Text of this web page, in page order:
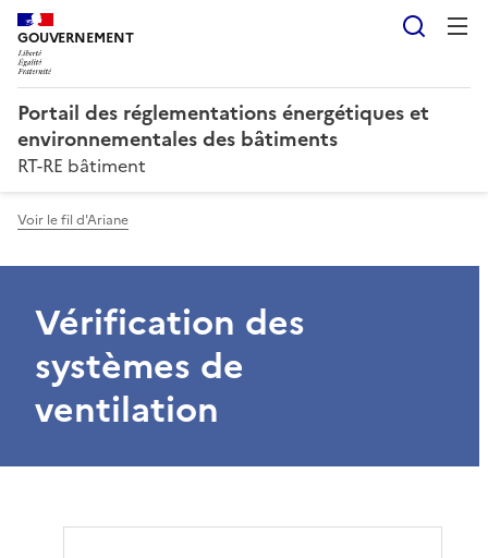
GOUVERNEMENT
Portail des réglementations énergétiques et
environnementales des bâtiments
RT-RE bâtiment
Voir le fil d'Ariane
Vérification des
systèmes de
ventilation